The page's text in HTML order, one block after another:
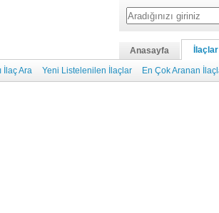
Anasayfa İlaçlar
İlaç Ara Yeni Listelenilen İlaçlar En Çok Aranan